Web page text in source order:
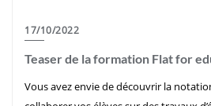
17/10/2022
Teaser de la formation Flat for
Vous avez envie de découvrir la